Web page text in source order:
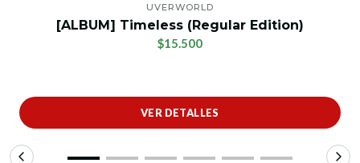
UVERWORLD
[ALBUM] Timeless (Regular Edition)
$15.500
VER DETALLES